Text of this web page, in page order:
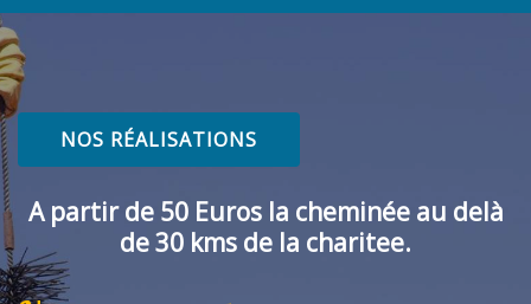
NOS RÉALISATIONS
A partir de 50 Euros la cheminée au delà
de 30 kms de la charitee.